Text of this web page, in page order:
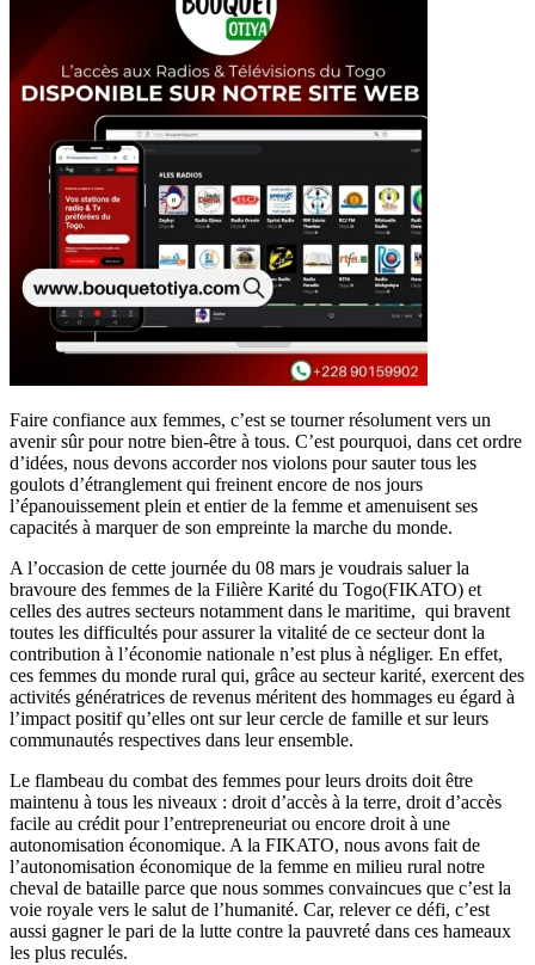
Faire confiance aux femmes, c’est se tourner résolument vers un
avenir sûr pour notre bien-être à tous. C’est pourquoi, dans cet ordre
d’idées, nous devons accorder nos violons pour sauter tous les
goulots d’étranglement qui freinent encore de nos jours
l’épanouissement plein et entier de la femme et amenuisent ses
capacités à marquer de son empreinte la marche du monde.
A l’occasion de cette journée du 08 mars je voudrais saluer la
bravoure des femmes de la Filière Karité du Togo(FIKATO) et
celles des autres secteurs notamment dans le maritime, qui bravent
toutes les difficultés pour assurer la vitalité de ce secteur dont la
contribution à l’économie nationale n’est plus à négliger. En effet,
ces femmes du monde rural qui, grâce au secteur karité, exercent des
activités génératrices de revenus méritent des hommages eu égard à
l’impact positif qu’elles ont sur leur cercle de famille et sur leurs
communautés respectives dans leur ensemble.
Le flambeau du combat des femmes pour leurs droits doit être
maintenu à tous les niveaux : droit d’accès à la terre, droit d’accès
facile au crédit pour l’entrepreneuriat ou encore droit à une
autonomisation économique. A la FIKATO, nous avons fait de
l’autonomisation économique de la femme en milieu rural notre
cheval de bataille parce que nous sommes convaincues que c’est la
voie royale vers le salut de l’humanité. Car, relever ce défi, c’est
aussi gagner le pari de la lutte contre la pauvreté dans ces hameaux
les plus reculés.